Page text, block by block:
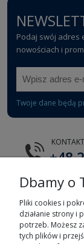
Podaj swój adres
nowościach i
Twoje dane będą
+48
E-MAIL
Dbamy o
Pliki cookies i
działanie strony i
potrzeb. Możesz
tych plików i